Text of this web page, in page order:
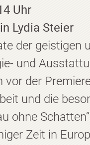
Uhr
Lydia Steier
der geistigen
und
vor der
und die
ohne
Zeit in